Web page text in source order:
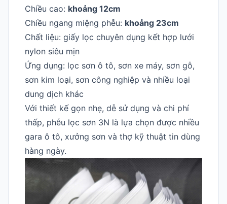
Chiều cao: khoảng 12cm
Chiều ngang miệng phễu: khoảng 23cm
Chất liệu: giấy lọc chuyên dụng kết hợp lưới
nylon siêu mịn
Ứng dụng: lọc sơn ô tô, sơn xe máy, sơn gỗ,
sơn kim loại, sơn công nghiệp và nhiều loại
dung dịch khác
Với thiết kế gọn nhẹ, dễ sử dụng và chi phí
thấp, phễu lọc sơn 3N là lựa chọn được nhiều
gara ô tô, xưởng sơn và thợ kỹ thuật tin dùng
hàng ngày.